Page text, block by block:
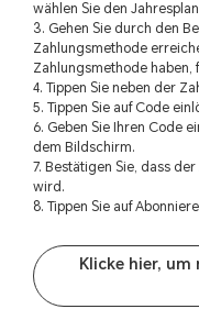
wählen Sie den
3. Gehen Sie durch den
Zahlungsmethode
Zahlungsmethode haben,
4. Tippen Sie neben der
5. Tippen Sie auf Code
6. Geben Sie Ihren Code
dem Bildschirm.
7. Bestätigen Sie, dass
wird.
8. Tippen Sie auf
Klicke hier,